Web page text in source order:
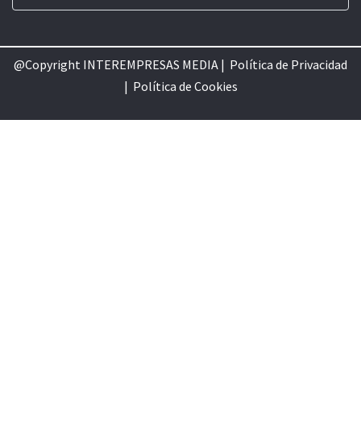
@Copyright INTEREMPRESAS MEDIA | Política de Privacidad
| Política de Cookies